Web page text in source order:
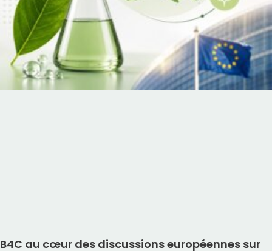
B4C au cœur des discussions européennes sur